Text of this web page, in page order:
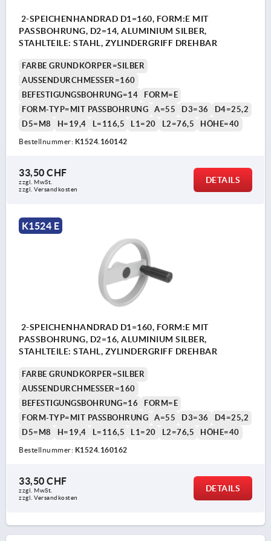
2-SPEICHENHANDRAD D1=160, FORM:E MIT
PASSBOHRUNG, D2=14, ALUMINIUM SILBER,
STAHLTEILE: STAHL, ZYLINDERGRIFF DREHBAR
FARBE GRUNDKÖRPER=SILBER
AUSSENDURCHMESSER=160
BEFESTIGUNGSBOHRUNG=14
FORM=E
FORM-TYP=MIT PASSBOHRUNG
A=55 D3=36
D4=25,2
D5=M8
H=19,4 L=116,5 L1=20 L2=76,5 HÖHE=40
Bestellnummer: K1524.160142
33,50 CHF
zzgl. MwSt.
zzgl. Versandkosten
DETAILS
K1524 E
2-SPEICHENHANDRAD D1=160, FORM:E MIT
PASSBOHRUNG, D2=16, ALUMINIUM SILBER,
STAHLTEILE: STAHL, ZYLINDERGRIFF DREHBAR
FARBE GRUNDKÖRPER=SILBER
AUSSENDURCHMESSER=160
BEFESTIGUNGSBOHRUNG=16
FORM=E
FORM-TYP=MIT PASSBOHRUNG
A=55 D3=36
D4=25,2
D5=M8
H=19,4 L=116,5 L1=20 L2=76,5 HÖHE=40
Bestellnummer: K1524.160162
33,50 CHF
zzgl. MwSt.
zzgl. Versandkosten
DETAILS